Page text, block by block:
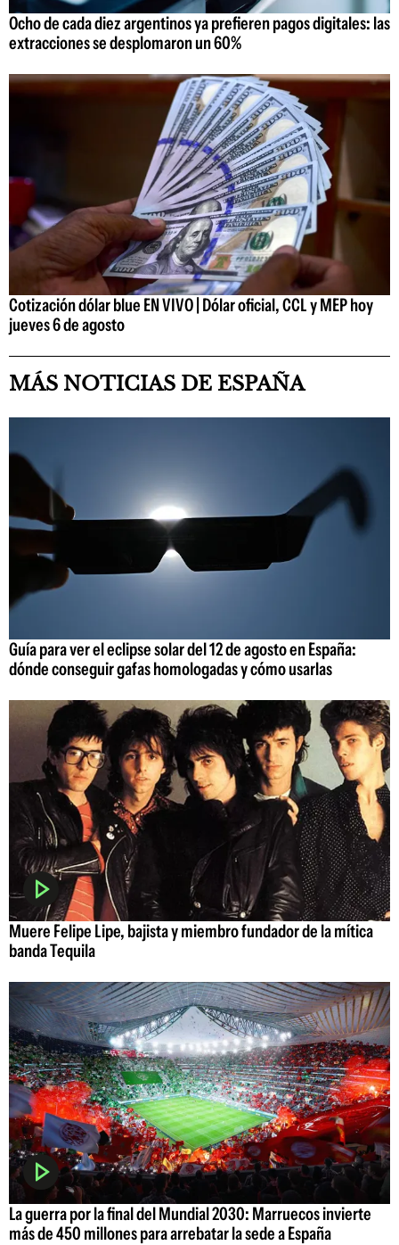
Ocho de cada diez argentinos ya prefieren pagos digitales: las
extracciones se desplomaron un 60%
Cotización dólar blue EN VIVO | Dólar oficial, CCL y MEP hoy
jueves 6 de agosto
MÁS NOTICIAS DE ESPAÑA
Guía para ver el eclipse solar del 12 de agosto en España:
dónde conseguir gafas homologadas y cómo usarlas
Muere Felipe Lipe, bajista y miembro fundador de la mítica
banda Tequila
La guerra por la final del Mundial 2030: Marruecos invierte
más de 450 millones para arrebatar la sede a España